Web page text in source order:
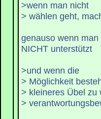
>wenn man nicht
> wählen geht,
genauso wenn
NICHT unterstützt
>und wenn die
> Möglichkeit
> kleineres Übel zu
>